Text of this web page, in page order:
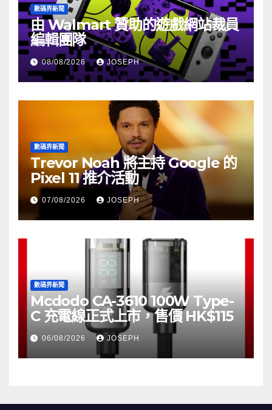
數碼界新聞
由 Walmart 贊助的遊戲網站裁員
編輯團隊
08/08/2026 JOSEPH
數碼界新聞
Trevor Noah 將主持 Google 的
Pixel 11 推介活動
07/08/2026 JOSEPH
數碼界新聞
Mcdodo CA-3610 100W Type-
C 充電線正式上市，售價 HK$115
06/08/2026 JOSEPH